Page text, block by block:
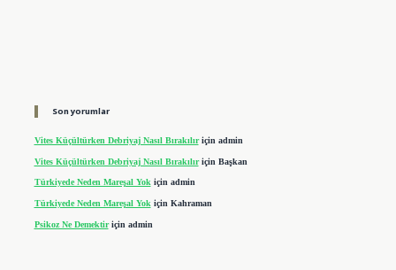
Son yorumlar
Vites Küçültürken Debriyaj Nasıl Bırakılıriçin admin
Vites Küçültürken Debriyaj Nasıl Bırakılıriçin Başkan
Türkiyede Neden Mareşal Yokiçin admin
Türkiyede Neden Mareşal Yok için Kahraman
Psikoz Ne Demektiriçin admin